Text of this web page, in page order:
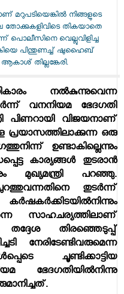
മറുപടിയെങ്കിൽ നിങ്ങളുടെ
തികയാതെ
പൊലീസിനെ വെല്ലുവിളിച്ച
പിന്തുണച്ച് ഷുഹൈബ്
തില്ലങ്കേരി.
നല്‍കുന്നുവെന്ന
വനനിയമ ഭേദഗതി
പിണറായി വിജയനാണ്
പ്രയാസത്തിലാക്കുന്ന ഒരു
ഉണ്ടാകില്ലെന്നും
കാര്യങ്ങള്‍ തുടരാന്‍
മുഖ്യമന്ത്രി പറഞ്ഞു.
തുടര്‍ന്ന്
സാഹചര്യത്തിലാണ്
തിരഞ്ഞെടുപ്പ്
നേരിടേണ്ടിവരുമെന്ന
ചൂണ്ടിക്കാട്ടിയ
ഭേദഗതിയില്‍നിന്നു